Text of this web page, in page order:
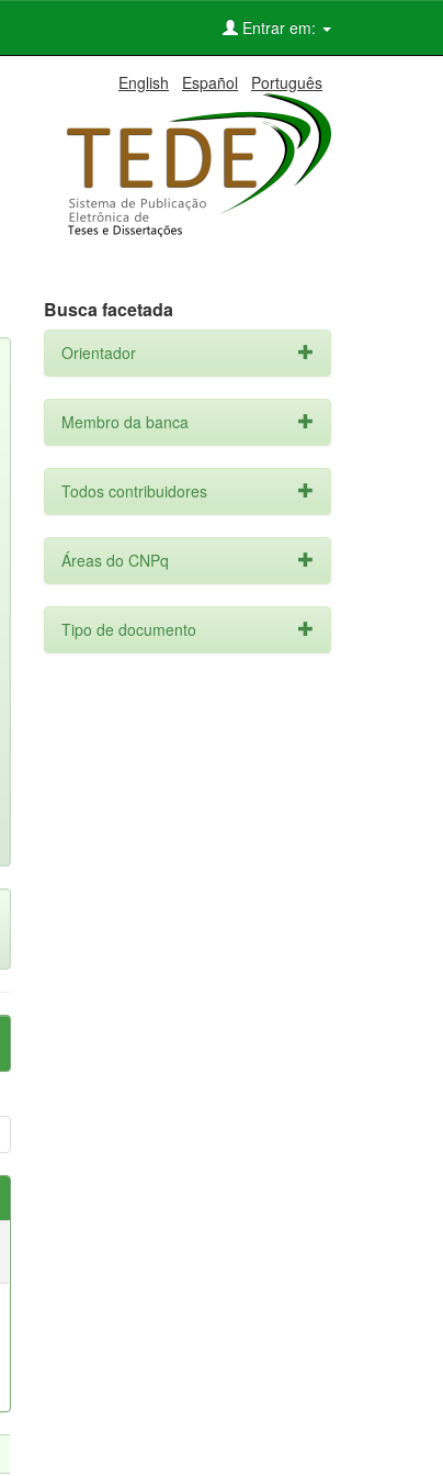
Entrar em:
English Español Português
Busca facetada
Orientador
Membro da banca
Todos contribuidores
Áreas do CNPq
Tipo de documento